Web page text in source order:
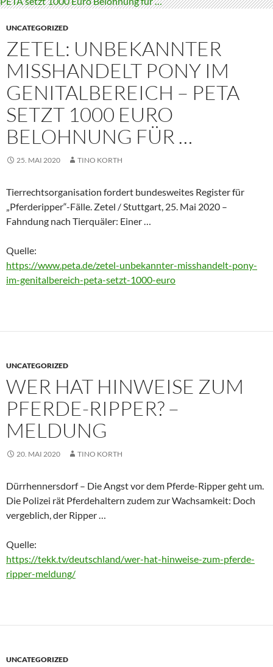
UNCATEGORIZED
ZETEL: UNBEKANNTER
MISSHANDELT PONY IM
GENITALBEREICH – PETA
SETZT 1000 EURO
BELOHNUNG FÜR …
25. MAI 2020 TINO KORTH
Tierrechtsorganisation fordert bundesweites Register für
„Pferderipper“-Fälle. Zetel / Stuttgart, 25. Mai 2020 –
Fahndung nach Tierquäler: Einer …
Quelle:
https://www.peta.de/zetel-unbekannter-misshandelt-pony-
im-genitalbereich-peta-setzt-1000-euro
UNCATEGORIZED
WER HAT HINWEISE ZUM
PFERDE-RIPPER? –
MELDUNG
20. MAI 2020 TINO KORTH
Dürrhennersdorf – Die Angst vor dem Pferde-Ripper geht um.
Die Polizei rät Pferdehaltern zudem zur Wachsamkeit: Doch
vergeblich, der Ripper …
Quelle:
https://tekk.tv/deutschland/wer-hat-hinweise-zum-pferde-
ripper-meldung/
UNCATEGORIZED